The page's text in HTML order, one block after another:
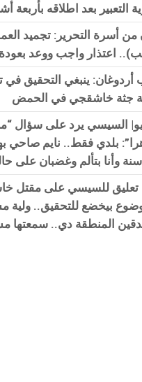
التعبير بعد اطلاقه بأربعة
من أسرة التحرير: تجميد
اعتذار واجب ووعد بعودة
أردوغان: ينبغي التحقيق في
جثة خاشقجي في الحمض
السيسي يرد على سؤال
بلدي فقط.. نايم صاحي
تعليق للسيسي على مقتل
بيخضع للتحقيق.. ولية
المنطقة دي.. سمعتها